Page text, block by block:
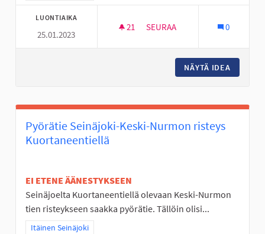
LUONTIAIKA
25.01.2023
21 21 SEURAAJAA
SEURAA 0
NÄYTÄ IDEA
Pyörätie Seinäjoki-Keski-Nurmon risteys
Kuortaneentiellä
EI ETENE ÄÄNESTYKSEEN
Seinäjoelta Kuortaneentiellä olevaan Keski-Nurmon
tien risteykseen saakka pyörätie. Tällöin olisi...
Rajaa tulokset teeman mukaan: Itäinen Seinäjoki
Itäinen Seinäjoki